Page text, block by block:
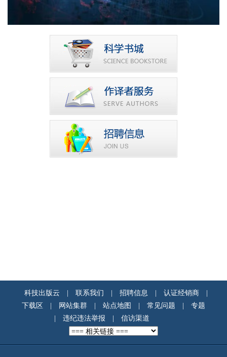
科技出版云 联系我们 招聘信息 认证经销商
下载区
网站集群 站点地图 常见问题
专题
违纪违法举报 信访渠道